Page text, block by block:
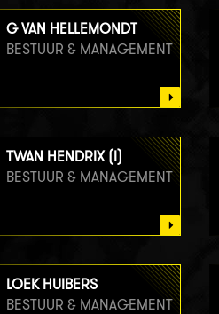
G VAN HELLEMONDT
BESTUUR & MANAGEMENT
TWAN HENDRIX (I)
BESTUUR & MANAGEMENT
LOEK HUIBERS
BESTUUR & MANAGEMENT